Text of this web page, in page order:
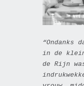
“Ondanks
in de
de Rijn